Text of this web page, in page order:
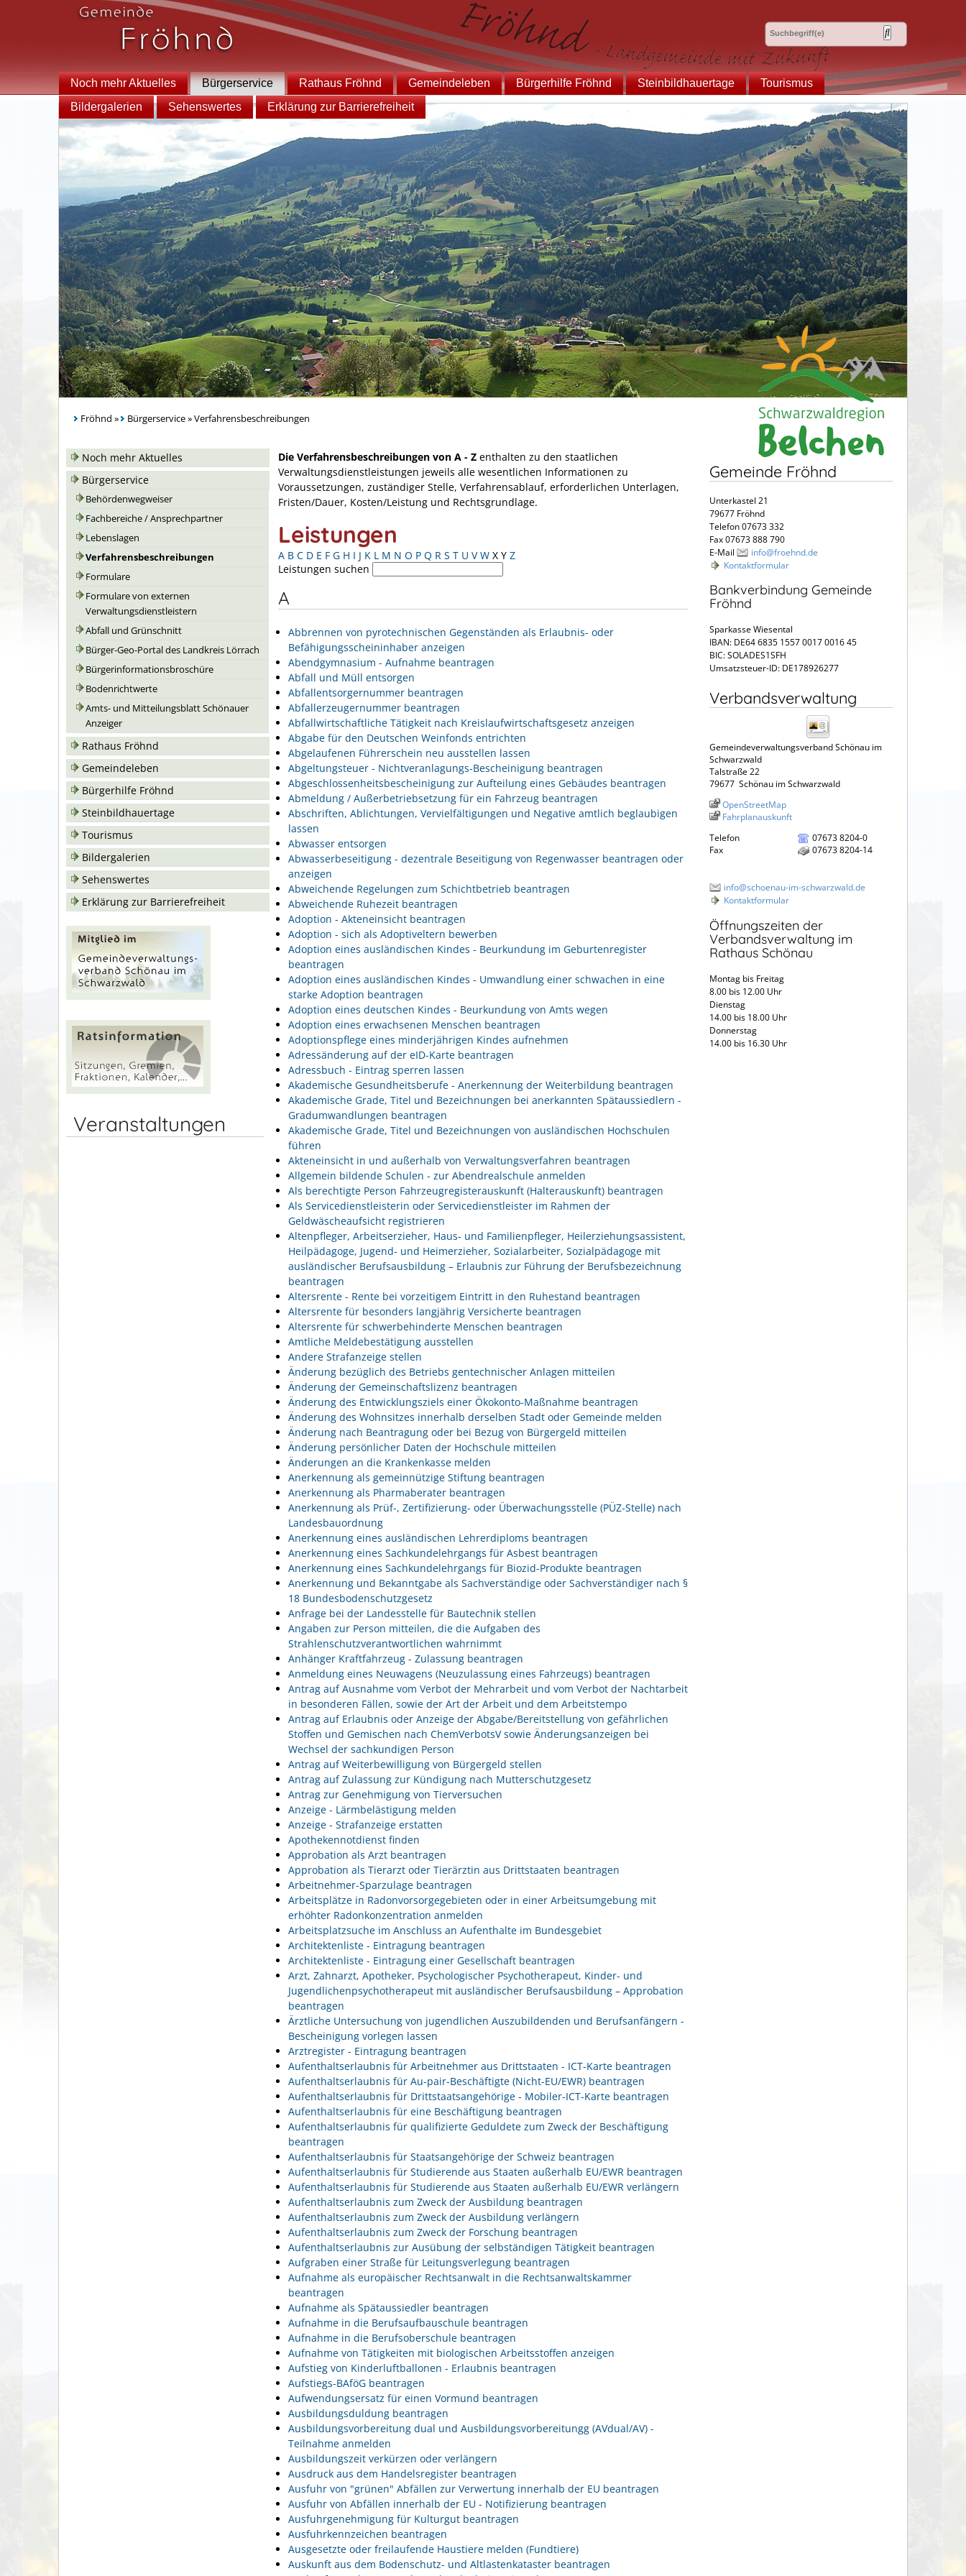
Noch mehr Aktuelles Bürgerservice Rathaus Fröhnd Gemeindeleben Bürgerhilfe Fröhnd Steinbildhauertage
Tourismus
Bildergalerien
Sehenswertes Erklärung zur Barrierefreiheit
Fröhnd » Bürgerservice»Verfahrensbeschreibungen
Noch mehr Aktuelles
Bürgerservice
Behördenwegweiser
Fachbereiche / Ansprechpartner
Lebenslagen
Verfahrensbeschreibungen
Formulare
Formulare von externen
Verwaltungsdienstleistern
Abfall und Grünschnitt
Bürger-Geo-Portal des Landkreis Lörrach
Bürgerinformationsbroschüre
Bodenrichtwerte
Amts- und Mitteilungsblatt Schönauer
Anzeiger
Rathaus Fröhnd
Gemeindeleben
Bürgerhilfe Fröhnd
Steinbildhauertage
Tourismus
Bildergalerien
Sehenswertes
Erklärung zur Barrierefreiheit
Veranstaltungen
Die Verfahrensbeschreibungen von A - Z enthalten zu den staatlichen
Verwaltungsdienstleistungen jeweils alle wesentlichen Informationen zu
Voraussetzungen, zuständiger Stelle, Verfahrensablauf, erforderlichen Unterlagen,
Fristen/Dauer, Kosten/Leistung und Rechtsgrundlage.
Leistungen
A B C D E F G H I J K L M N O P Q R S T U V W X Y Z
Leistungen suchen
A
Abbrennen von pyrotechnischen Gegenständen als Erlaubnis- oder
Befähigungsscheininhaber anzeigen
Abendgymnasium - Aufnahme beantragen
Abfall und Müll entsorgen
Abfallentsorgernummer beantragen
Abfallerzeugernummer beantragen
Abfallwirtschaftliche Tätigkeit nach Kreislaufwirtschaftsgesetz anzeigen
Abgabe für den Deutschen Weinfonds entrichten
Abgelaufenen Führerschein neu ausstellen lassen
Abgeltungsteuer - Nichtveranlagungs-Bescheinigung beantragen
Abgeschlossenheitsbescheinigung zur Aufteilung eines Gebäudes beantragen
Abmeldung / Außerbetriebsetzung für ein Fahrzeug beantragen
Abschriften, Ablichtungen, Vervielfältigungen und Negative amtlich beglaubigen
lassen
Abwasser entsorgen
Abwasserbeseitigung - dezentrale Beseitigung von Regenwasser beantragen oder
anzeigen
Abweichende Regelungen zum Schichtbetrieb beantragen
Abweichende Ruhezeit beantragen
Adoption - Akteneinsicht beantragen
Adoption - sich als Adoptiveltern bewerben
Adoption eines ausländischen Kindes - Beurkundung im Geburtenregister
beantragen
Adoption eines ausländischen Kindes - Umwandlung einer schwachen in eine
starke Adoption beantragen
Adoption eines deutschen Kindes - Beurkundung von Amts wegen
Adoption eines erwachsenen Menschen beantragen
Adoptionspflege eines minderjährigen Kindes aufnehmen
Adressänderung auf der eID-Karte beantragen
Adressbuch - Eintrag sperren lassen
Akademische Gesundheitsberufe - Anerkennung der Weiterbildung beantragen
Akademische Grade, Titel und Bezeichnungen bei anerkannten Spätaussiedlern -
Gradumwandlungen beantragen
Akademische Grade, Titel und Bezeichnungen von ausländischen Hochschulen
führen
Akteneinsicht in und außerhalb von Verwaltungsverfahren beantragen
Allgemein bildende Schulen - zur Abendrealschule anmelden
Als berechtigte Person Fahrzeugregisterauskunft (Halterauskunft) beantragen
Als Servicedienstleisterin oder Servicedienstleister im Rahmen der
Geldwäscheaufsicht registrieren
Altenpfleger, Arbeitserzieher, Haus- und Familienpfleger, Heilerziehungsassistent,
Heilpädagoge, Jugend- und Heimerzieher, Sozialarbeiter, Sozialpädagoge mit
ausländischer Berufsausbildung – Erlaubnis zur Führung der Berufsbezeichnung
beantragen
Altersrente - Rente bei vorzeitigem Eintritt in den Ruhestand beantragen
Altersrente für besonders langjährig Versicherte beantragen
Altersrente für schwerbehinderte Menschen beantragen
Amtliche Meldebestätigung ausstellen
Andere Strafanzeige stellen
Änderung bezüglich des Betriebs gentechnischer Anlagen mitteilen
Änderung der Gemeinschaftslizenz beantragen
Änderung des Entwicklungsziels einer Ökokonto-Maßnahme beantragen
Änderung des Wohnsitzes innerhalb derselben Stadt oder Gemeinde melden
Änderung nach Beantragung oder bei Bezug von Bürgergeld mitteilen
Änderung persönlicher Daten der Hochschule mitteilen
Änderungen an die Krankenkasse melden
Anerkennung als gemeinnützige Stiftung beantragen
Anerkennung als Pharmaberater beantragen
Anerkennung als Prüf-, Zertifizierung- oder Überwachungsstelle (PÜZ-Stelle) nach
Landesbauordnung
Anerkennung eines ausländischen Lehrerdiploms beantragen
Anerkennung eines Sachkundelehrgangs für Asbest beantragen
Anerkennung eines Sachkundelehrgangs für Biozid-Produkte beantragen
Anerkennung und Bekanntgabe als Sachverständige oder Sachverständiger nach §
18 Bundesbodenschutzgesetz
Anfrage bei der Landesstelle für Bautechnik stellen
Angaben zur Person mitteilen, die die Aufgaben des
Strahlenschutzverantwortlichen wahrnimmt
Anhänger Kraftfahrzeug - Zulassung beantragen
Anmeldung eines Neuwagens (Neuzulassung eines Fahrzeugs) beantragen
Antrag auf Ausnahme vom Verbot der Mehrarbeit und vom Verbot der Nachtarbeit
in besonderen Fällen, sowie der Art der Arbeit und dem Arbeitstempo
Antrag auf Erlaubnis oder Anzeige der Abgabe/Bereitstellung von gefährlichen
Stoffen und Gemischen nach ChemVerbotsV sowie Änderungsanzeigen bei
Wechsel der sachkundigen Person
Antrag auf Weiterbewilligung von Bürgergeld stellen
Antrag auf Zulassung zur Kündigung nach Mutterschutzgesetz
Antrag zur Genehmigung von Tierversuchen
Anzeige - Lärmbelästigung melden
Anzeige - Strafanzeige erstatten
Apothekennotdienst finden
Approbation als Arzt beantragen
Approbation als Tierarzt oder Tierärztin aus Drittstaaten beantragen
Arbeitnehmer-Sparzulage beantragen
Arbeitsplätze in Radonvorsorgegebieten oder in einer Arbeitsumgebung mit
erhöhter Radonkonzentration anmelden
Arbeitsplatzsuche im Anschluss an Aufenthalte im Bundesgebiet
Architektenliste - Eintragung beantragen
Architektenliste - Eintragung einer Gesellschaft beantragen
Arzt, Zahnarzt, Apotheker, Psychologischer Psychotherapeut, Kinder- und
Jugendlichenpsychotherapeut mit ausländischer Berufsausbildung – Approbation
beantragen
Ärztliche Untersuchung von jugendlichen Auszubildenden und Berufsanfängern -
Bescheinigung vorlegen lassen
Arztregister - Eintragung beantragen
Aufenthaltserlaubnis für Arbeitnehmer aus Drittstaaten - ICT-Karte beantragen
Aufenthaltserlaubnis für Au-pair-Beschäftigte (Nicht-EU/EWR) beantragen
Aufenthaltserlaubnis für Drittstaatsangehörige - Mobiler-ICT-Karte beantragen
Aufenthaltserlaubnis für eine Beschäftigung beantragen
Aufenthaltserlaubnis für qualifizierte Geduldete zum Zweck der Beschäftigung
beantragen
Aufenthaltserlaubnis für Staatsangehörige der Schweiz beantragen
Aufenthaltserlaubnis für Studierende aus Staaten außerhalb EU/EWR beantragen
Aufenthaltserlaubnis für Studierende aus Staaten außerhalb EU/EWR verlängern
Aufenthaltserlaubnis zum Zweck der Ausbildung beantragen
Aufenthaltserlaubnis zum Zweck der Ausbildung verlängern
Aufenthaltserlaubnis zum Zweck der Forschung beantragen
Aufenthaltserlaubnis zur Ausübung der selbständigen Tätigkeit beantragen
Aufgraben einer Straße für Leitungsverlegung beantragen
Aufnahme als europäischer Rechtsanwalt in die Rechtsanwaltskammer
beantragen
Aufnahme als Spätaussiedler beantragen
Aufnahme in die Berufsaufbauschule beantragen
Aufnahme in die Berufsoberschule beantragen
Aufnahme von Tätigkeiten mit biologischen Arbeitsstoffen anzeigen
Aufstieg von Kinderluftballonen - Erlaubnis beantragen
Aufstiegs-BAföG beantragen
Aufwendungsersatz für einen Vormund beantragen
Ausbildungsduldung beantragen
Ausbildungsvorbereitung dual und Ausbildungsvorbereitungg (AVdual/AV) -
Teilnahme anmelden
Ausbildungszeit verkürzen oder verlängern
Ausdruck aus dem Handelsregister beantragen
Ausfuhr von "grünen" Abfällen zur Verwertung innerhalb der EU beantragen
Ausfuhr von Abfällen innerhalb der EU - Notifizierung beantragen
Ausfuhrgenehmigung für Kulturgut beantragen
Ausfuhrkennzeichen beantragen
Ausgesetzte oder freilaufende Haustiere melden (Fundtiere)
Auskunft aus dem Bodenschutz- und Altlastenkataster beantragen
Gemeinde Fröhnd
Unterkastel 21
79677 Fröhnd
Telefon 07673 332
Fax 07673 888 790
E-Mail
info@froehnd.de
Kontaktformular
Bankverbindung Gemeinde
Fröhnd
Sparkasse Wiesental
IBAN: DE64 6835 1557 0017 0016 45
BIC: SOLADES1SFH
Umsatzsteuer-ID: DE178926277
Verbandsverwaltung
Gemeindeverwaltungsverband Schönau im
Schwarzwald
Talstraße 22
79677 Schönau im Schwarzwald
OpenStreetMap
Fahrplanauskunft
Telefon
07673 8204-0
Fax
07673 8204-14
info@schoenau-im-schwarzwald.de
Kontaktformular
Öffnungszeiten der
Verbandsverwaltung im
Rathaus Schönau
Montag bis Freitag
8.00 bis 12.00 Uhr
Dienstag
14.00 bis 18.00 Uhr
Donnerstag
14.00 bis 16.30 Uhr